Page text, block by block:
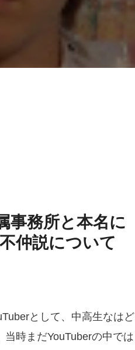
事務所と本名に
仲説について
として、中高生なはど
時まだYouTuberの中では